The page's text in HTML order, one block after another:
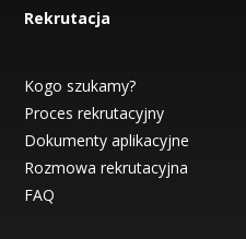
Rekrutacja
Kogo szukamy?
Proces rekrutacyjny
Dokumenty aplikacyjne
Rozmowa rekrutacyjna
FAQ